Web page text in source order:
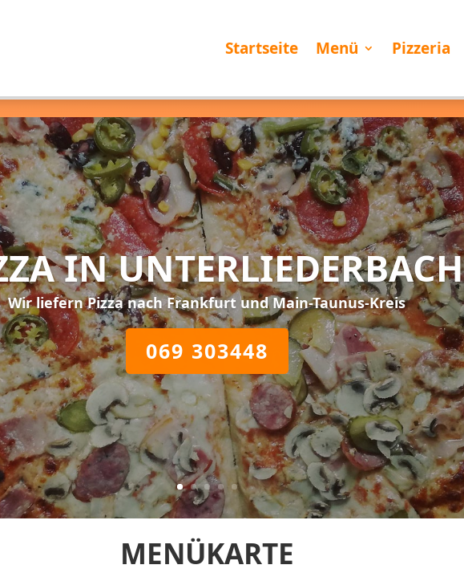
Startseite Menü Pizzeria
IN UNTERLIEDERBACH
Wir liefern Pizza nach Frankfurt und Main-Taunus-Kreis
069 303448
MENÜKARTE